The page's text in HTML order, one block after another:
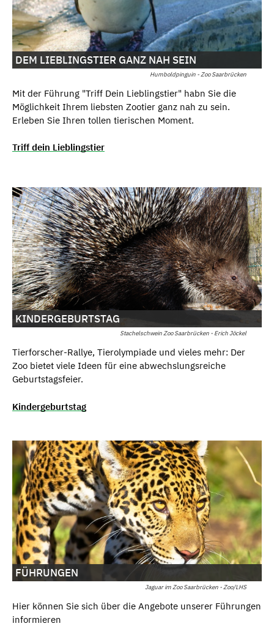
Humboldpinguin - Zoo Saarbrücken
DEM LIEBLINGSTIER GANZ NAH SEIN
Mit der Führung "Triff Dein Lieblingstier" habn Sie die
Möglichkeit Ihrem liebsten Zootier ganz nah zu sein.
Erleben Sie Ihren tollen tierischen Moment.
Triff dein Lieblingstier
Stachelschwein Zoo Saarbrücken - Erich Jöckel
KINDERGEBURTSTAG
Tierforscher-Rallye, Tierolympiade und vieles mehr: Der
Zoo bietet viele Ideen für eine abwechslungsreiche
Geburtstagsfeier.
Kindergeburtstag
Jaguar im Zoo Saarbrücken - Zoo/LHS
FÜHRUNGEN
Hier können Sie sich über die Angebote unserer Führungen
informieren